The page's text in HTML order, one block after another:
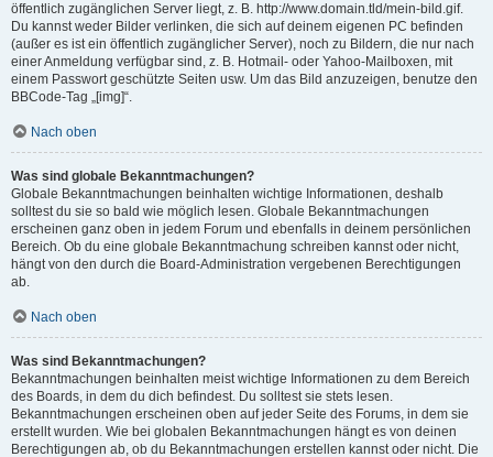
öffentlich zugänglichen Server liegt, z. B. http://www.domain.tld/mein-bild.gif.
Du kannst weder Bilder verlinken, die sich auf deinem eigenen PC befinden
(außer es ist ein öffentlich zugänglicher Server), noch zu Bildern, die nur nach
einer Anmeldung verfügbar sind, z. B. Hotmail- oder Yahoo-Mailboxen, mit
einem Passwort geschützte Seiten usw. Um das Bild anzuzeigen, benutze den
BBCode-Tag „[img]“.
Nach oben
Was sind globale Bekanntmachungen?
Globale Bekanntmachungen beinhalten wichtige Informationen, deshalb
solltest du sie so bald wie möglich lesen. Globale Bekanntmachungen
erscheinen ganz oben in jedem Forum und ebenfalls in deinem persönlichen
Bereich. Ob du eine globale Bekanntmachung schreiben kannst oder nicht,
hängt von den durch die Board-Administration vergebenen Berechtigungen
ab.
Nach oben
Was sind Bekanntmachungen?
Bekanntmachungen beinhalten meist wichtige Informationen zu dem Bereich
des Boards, in dem du dich befindest. Du solltest sie stets lesen.
Bekanntmachungen erscheinen oben auf jeder Seite des Forums, in dem sie
erstellt wurden. Wie bei globalen Bekanntmachungen hängt es von deinen
Berechtigungen ab, ob du Bekanntmachungen erstellen kannst oder nicht. Die